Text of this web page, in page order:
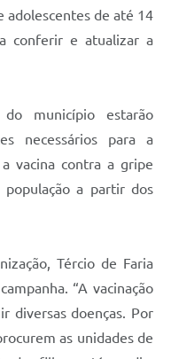
adolescentes de até 14
conferir e atualizar a
município estarão
necessários para a
vacina contra a gripe
a partir dos
Tércio de Faria
“A vacinação
diversas doenças. Por
as unidades de